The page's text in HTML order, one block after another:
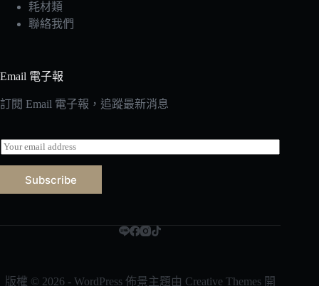
耗材類
聯絡我們
Email 電子報
訂閱 Email 電子報，追蹤最新消息
E
m
a
l
Subscribe
版權 © 2026 - WordPress 佈景主題由 Creative Themes 開